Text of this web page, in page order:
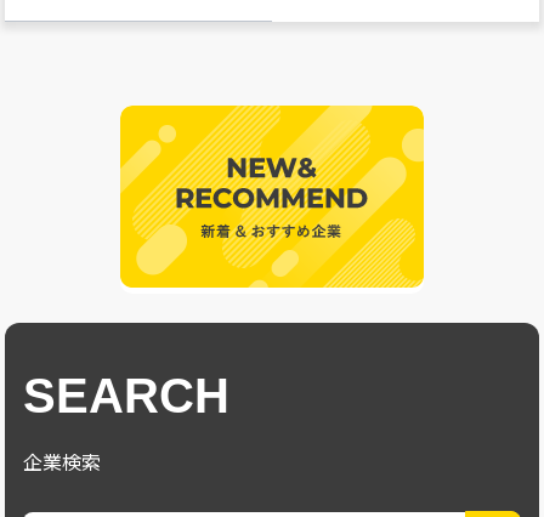
SEARCH
企業検索